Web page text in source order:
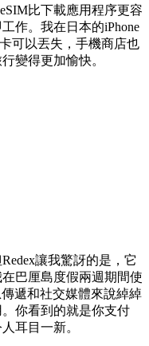
比下載應用程序更容
作。我在日本的iPhone
可以丟失，手機商店也
變得更加愉快。
讓我驚訝的是，它
巴厘島度假兩週期間使
遞和社交媒體來說綽綽
你看到的就是你支付
耳目一新。